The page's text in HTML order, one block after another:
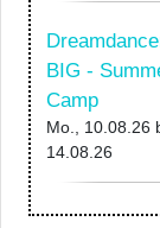
BIG -
Camp
Mo., 10.08.26
14.08.26